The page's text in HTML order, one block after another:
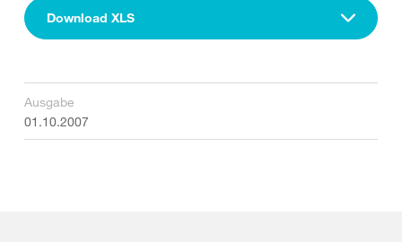
Download XLS
Ausgabe
01.10.2007